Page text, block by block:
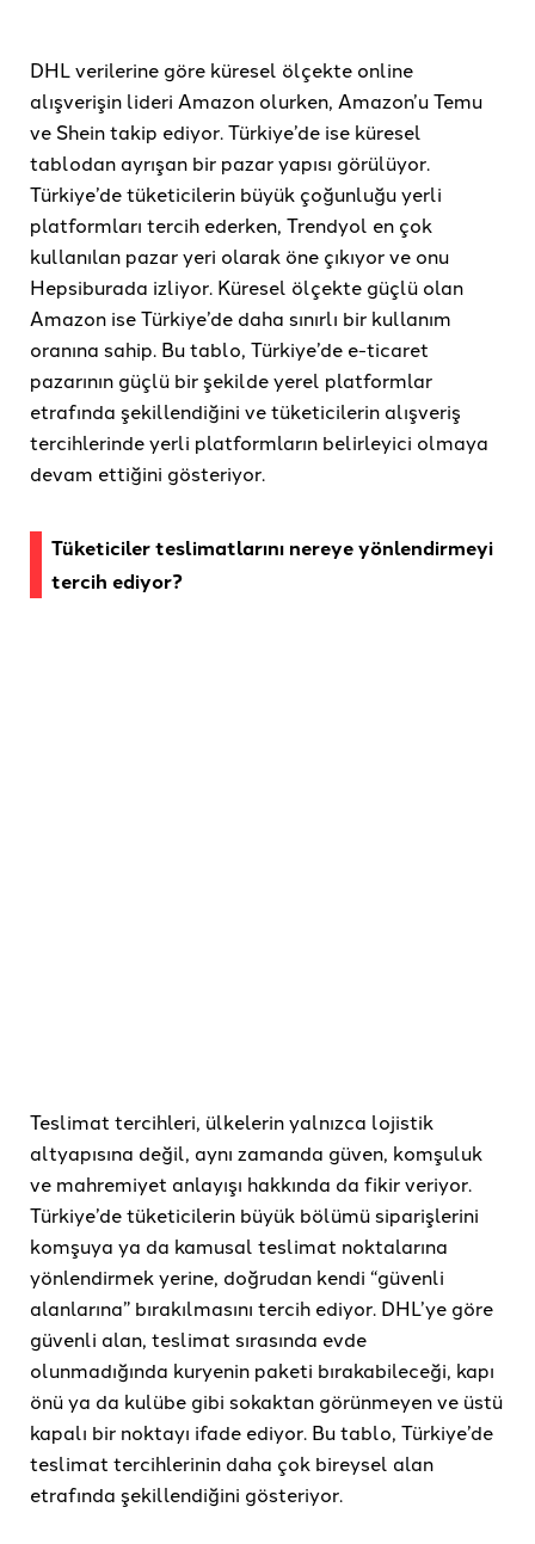
DHL verilerine göre küresel ölçekte online
alışverişin lideri Amazon olurken, Amazon’u Temu
ve Shein takip ediyor. Türkiye’de ise küresel
tablodan ayrışan bir pazar yapısı görülüyor.
Türkiye’de tüketicilerin büyük çoğunluğu yerli
platformları tercih ederken, Trendyol en çok
kullanılan pazar yeri olarak öne çıkıyor ve onu
Hepsiburada izliyor. Küresel ölçekte güçlü olan
Amazon ise Türkiye’de daha sınırlı bir kullanım
oranına sahip. Bu tablo, Türkiye’de e-ticaret
pazarının güçlü bir şekilde yerel platformlar
etrafında şekillendiğini ve tüketicilerin alışveriş
tercihlerinde yerli platformların belirleyici olmaya
devam ettiğini gösteriyor.
Tüketiciler teslimatlarını nereye yönlendirmeyi
tercih ediyor?
Teslimat tercihleri, ülkelerin yalnızca lojistik
altyapısına değil, aynı zamanda güven, komşuluk
ve mahremiyet anlayışı hakkında da fikir veriyor.
Türkiye’de tüketicilerin büyük bölümü siparişlerini
komşuya ya da kamusal teslimat noktalarına
yönlendirmek yerine, doğrudan kendi “güvenli
alanlarına” bırakılmasını tercih ediyor. DHL’ye göre
güvenli alan, teslimat sırasında evde
olunmadığında kuryenin paketi bırakabileceği, kapı
önü ya da kulübe gibi sokaktan görünmeyen ve üstü
kapalı bir noktayı ifade ediyor. Bu tablo, Türkiye’de
teslimat tercihlerinin daha çok bireysel alan
etrafında şekillendiğini gösteriyor.